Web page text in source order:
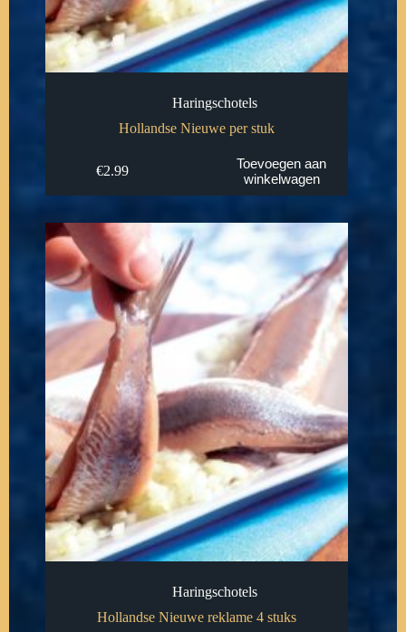
Haringschotels
Hollandse Nieuwe per stuk
€2.99
Toevoegen aan
winkelwagen
Haringschotels
Hollandse Nieuwe reklame 4 stuks